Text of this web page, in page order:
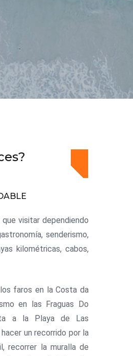
visitar dependiendo
senderismo,
kilométricas, cabos,
faros en la Costa da
en las Fraguas Do
a la Playa de Las
un recorrido por la
recorrer la muralla de